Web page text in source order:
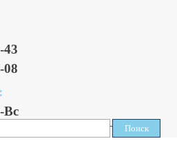
43
08
Вс
Поиск
Поиск